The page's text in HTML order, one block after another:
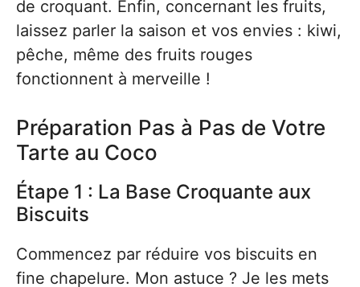
de croquant. Enfin, concernant les fruits,
laissez parler la saison et vos envies : kiwi,
pêche, même des fruits rouges
fonctionnent à merveille !
Préparation Pas à Pas de Votre
Tarte au Coco
Étape 1 : La Base Croquante aux
Biscuits
Commencez par réduire vos biscuits en
fine chapelure. Mon astuce ? Je les mets